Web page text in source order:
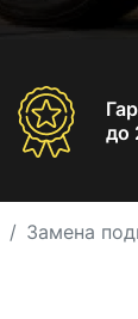
до
Замена